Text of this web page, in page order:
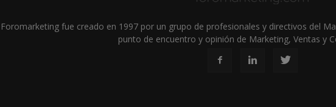
Foromarketing fue creado en 1997 por un grupo de profesionales y directivos del
punto de encuentro y opinión de Marketing, Ventas y